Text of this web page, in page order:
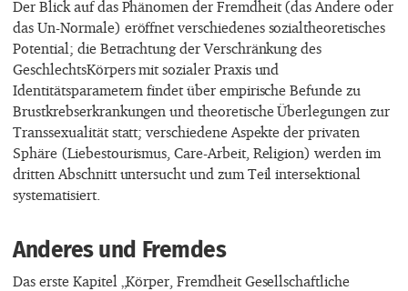
Der Blick auf das Phänomen der Fremdheit (das Andere oder
das Un-Normale) eröffnet verschiedenes sozialtheoretisches
Potential; die Betrachtung der Verschränkung des
GeschlechtsKörpers mit sozialer Praxis und
Identitätsparametern findet über empirische Befunde zu
Brustkrebserkrankungen und theoretische Überlegungen zur
Transsexualität statt; verschiedene Aspekte der privaten
Sphäre (Liebestourismus, Care-Arbeit, Religion) werden im
dritten Abschnitt untersucht und zum Teil intersektional
systematisiert.
Anderes und Fremdes
Das erste Kapitel „Körper, Fremdheit Gesellschaftliche